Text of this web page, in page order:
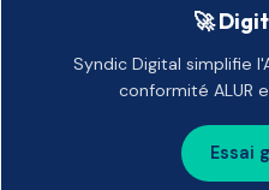
🚀
Syndic Digital simplifie
conformité ALUR
Essai